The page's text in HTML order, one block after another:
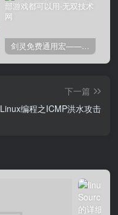
剑灵免费通用宏——全部游戏都可以用
下一篇
Linux编程之ICMP洪水攻击